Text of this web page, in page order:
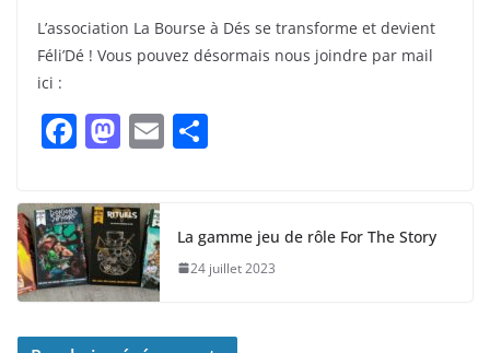
L’association La Bourse à Dés se transforme et devient
Féli’Dé ! Vous pouvez désormais nous joindre par mail
ici :
F
a
c
e
b
o
o
M
a
st
o
d
o
n
E
m
g
er
La gamme jeu de rôle For The Story
24 juillet 2023